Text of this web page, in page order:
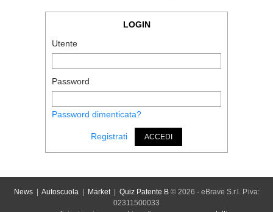
LOGIN
Utente
Password
Password dimenticata?
Registrati ACCEDI
News| Autoscuola| Market| Quiz Patente B© 2026 - eBrave S.r.l. P.iva:
02311500033